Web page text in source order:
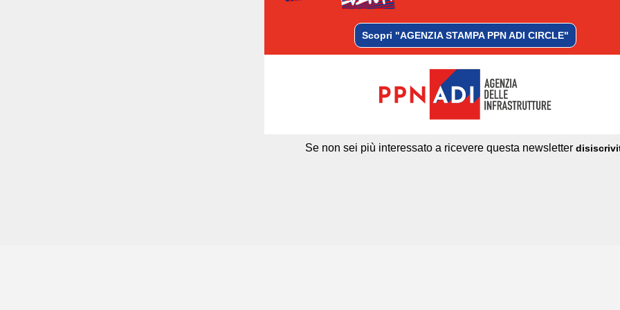
Scopri "AGENZIA STAMPA PPN ADI CIRCLE"
Se non sei più interessato a ricevere questa newsletter